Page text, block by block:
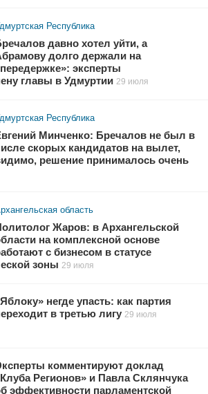
Республика
давно хотел уйти, а
долго держали на
эксперты
главы в Удмуртии 29 июля
Республика
Минченко: Бречалов не был в
скорых кандидатов на вылет,
решение принималось очень
область
Жаров: в Архангельской
на комплексной основе
с бизнесом в статусе
зоны 29 июля
негде упасть: как партия
в третью лигу 29 июля
комментируют доклад
Регионов» и Павла Склянчука
эффективности парламентской